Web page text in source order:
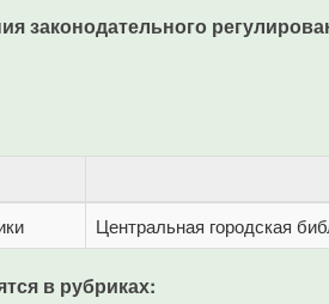
законодательного
Центральная городская
в рубриках: